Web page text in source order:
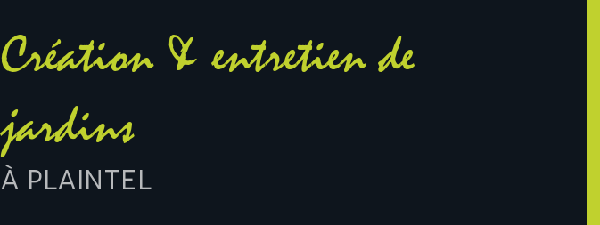
Création & entretien de
jardins
à Plaintel